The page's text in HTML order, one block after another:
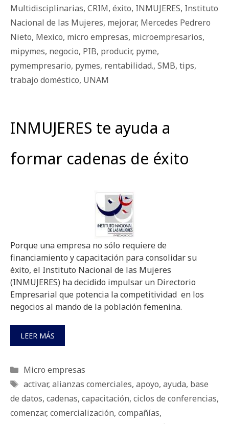
Multidisciplinarias, CRIM, éxito, INMUJERES, Instituto
Nacional de las Mujeres, mejorar, Mercedes Pedrero
Nieto, Mexico, micro empresas, microempresarios,
mipymes, negocio, PIB, producir, pyme,
pymempresario, pymes, rentabilidad., SMB, tips,
trabajo doméstico, UNAM
INMUJERES te ayuda a
formar cadenas de éxito
Porque una empresa no sólo requiere de
financiamiento y capacitación para consolidar su
éxito, el Instituto Nacional de las Mujeres
(INMUJERES) ha decidido impulsar un Directorio
Empresarial que potencia la competitividad en los
negocios al mando de la población femenina.
LEER MÁS
Categorías
Micro empresas
Etiquetas
activar, alianzas comerciales, apoyo, ayuda, base
de datos, cadenas, capacitación, ciclos de conferencias,
comenzar, comercialización, compañías,